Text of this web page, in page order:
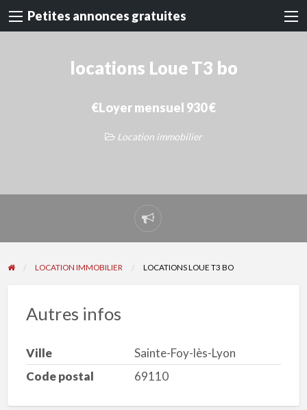
Petites annonces gratuites
locations Loue T3 bo
€Loyer mensuel 930 €
Location immobilier
Signaler
un
problème
LOCATION IMMOBILIER LOCATIONS LOUE T3 BO
Autres infos
Ville
Sainte-Foy-lès-Lyon
Code postal
69110